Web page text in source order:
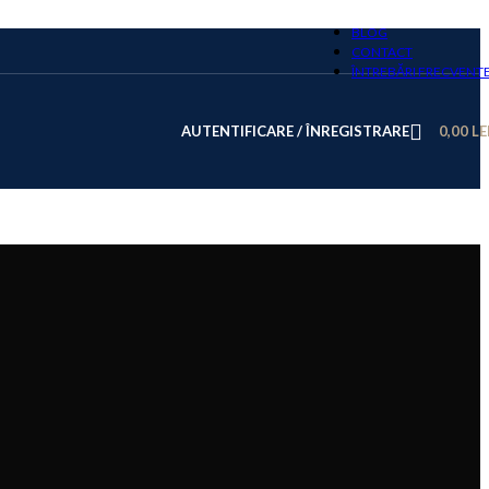
BLOG
CONTACT
ÎNTREBĂRI
AUTENTIFICARE / ÎNREGISTRARE 0,00